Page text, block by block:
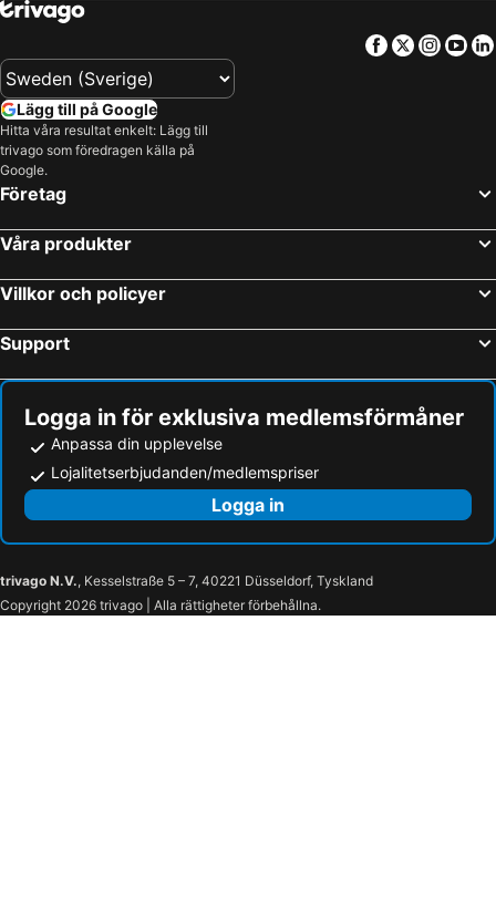
Facebook
Twitter
Lägg till på Google
Hitta våra resultat enkelt: Lägg till
trivago som föredragen källa på
Google.
Företag
Våra produkter
Villkor och policyer
Support
Logga in för exklusiva medlemsförmåner
Anpassa din upplevelse
Lojalitetserbjudanden/medlemspriser
Logga in
trivago N.V., Kesselstraße 5 – 7, 40221 Düsseldorf, Tyskland
Copyright 2026 trivago | Alla rättigheter förbehållna.